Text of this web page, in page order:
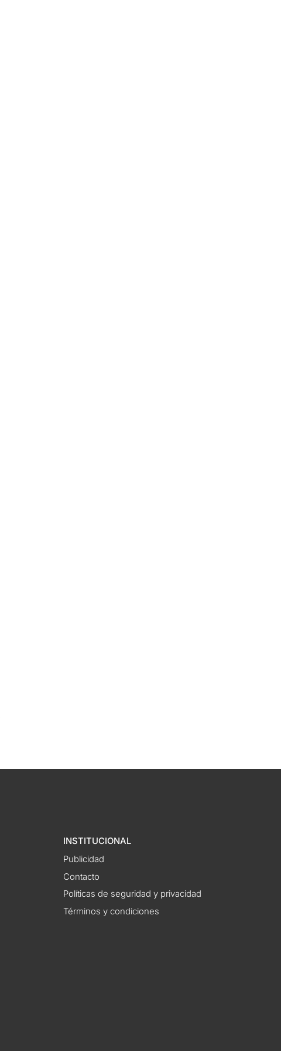
INSTITUCIONAL
Publicidad
Contacto
Políticas de seguridad y privacidad
Términos y condiciones